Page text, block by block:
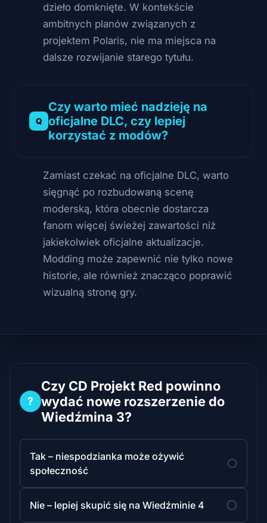
dzieło domknięte. W kontekście
ambitnych planów związanych z
projektem Polaris, nie ma miejsca na
dalsze rozwijanie starego tytułu.
Czy warto mieć nadzieję na
oficjalne DLC, czy lepiej
korzystać z modów?
Zamiast czekać na oficjalne DLC, warto
sięgnąć po rozbudowaną scenę
moderską, która obecnie dostarcza
fanom więcej świeżej zawartości niż
jakiekolwiek oficjalne aktualizacje.
Modding może zapewnić nie tylko nowe
historie, ale również znacząco poprawić
wizualną stronę gry.
?
Czy CD Projekt Red powinno
wydać nowe rozszerzenie do
Wiedźmina 3?
Tak – niespodzianka może ożywić
społeczność
Nie – lepiej skupić się na Wiedźminie 4